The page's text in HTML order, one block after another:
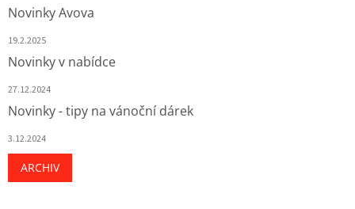
Novinky Avova
19.2.2025
Novinky v nabídce
27.12.2024
Novinky - tipy na vánoční dárek
3.12.2024
ARCHIV